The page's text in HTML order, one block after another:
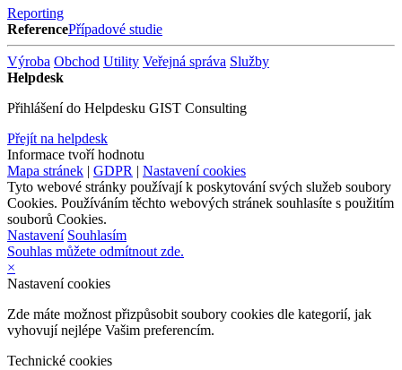
Reporting
ReferencePřípadové studie
Výroba Obchod Utility Veřejná správa Služby
Helpdesk
Přihlášení do Helpdesku GIST Consulting
Přejít na helpdesk
Informace tvoří hodnotu
Mapa stránek | GDPR | Nastavení cookies
Tyto webové stránky používají k poskytování svých služeb soubory
Cookies. Používáním těchto webových stránek souhlasíte s použitím
souborů Cookies.
Nastavení Souhlasím
Souhlas můžete odmítnout zde.
×
Nastavení cookies
Zde máte možnost přizpůsobit soubory cookies dle kategorií, jak
vyhovují nejlépe Vašim preferencím.
Technické cookies